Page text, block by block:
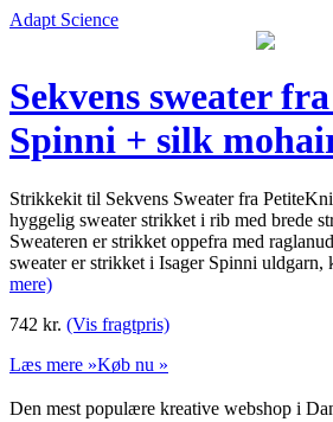
Adapt Science
Sekvens sweater
Spinni + silk
Strikkekit til Sekvens Sweater fra
hyggelig sweater strikket i rib med brede
Sweateren er strikket oppefra med
sweater er strikket i Isager Spinni uldgarn,
mere)
742 kr. (Vis fragtpris)
Læs mere »Køb nu »
Den mest populære kreative webshop i